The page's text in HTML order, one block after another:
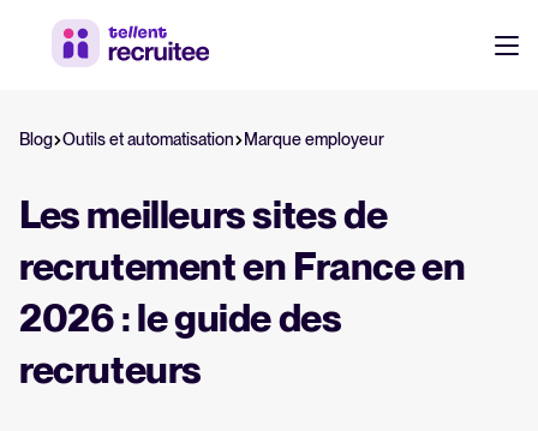
Ressources
Ressources RH et recrutement
Sessions à la demande avec des experts.
Tout savoir sur les logiciels ATS
Login
Blog Outils et automatisation Marque employeur
Les meilleurs sites de
recrutement en France en
2026 : le guide des
recruteurs